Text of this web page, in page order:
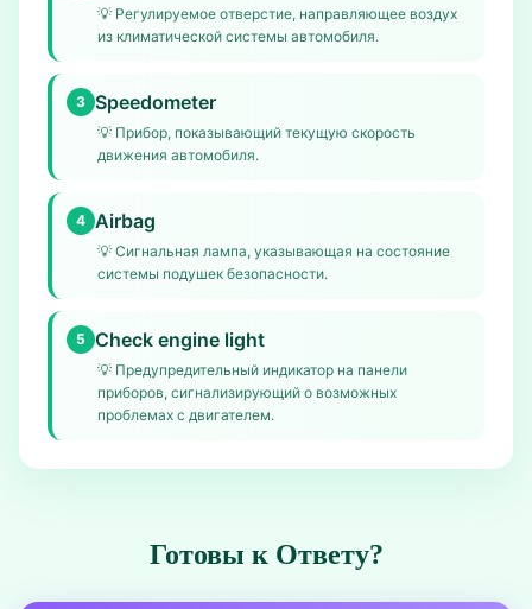
💡 Регулируемое отверстие, направляющее воздух
из климатической системы автомобиля.
3 Speedometer
💡 Прибор, показывающий текущую скорость
движения автомобиля.
4 Airbag
💡 Сигнальная лампа, указывающая на состояние
системы подушек безопасности.
5 Check engine light
💡 Предупредительный индикатор на панели
приборов, сигнализирующий о возможных
проблемах с двигателем.
Готовы к Ответу?